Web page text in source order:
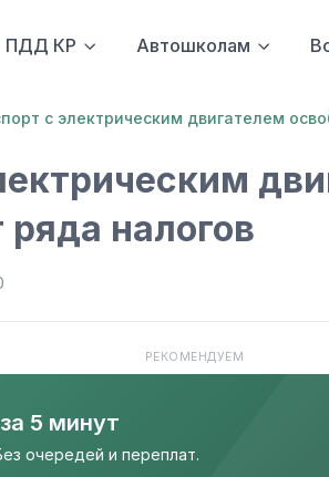
ПДД КР Автошколам
с электрическим двигателем
налогов
РЕКОМЕНДУЕМ
5 минут
очередей и переплат.